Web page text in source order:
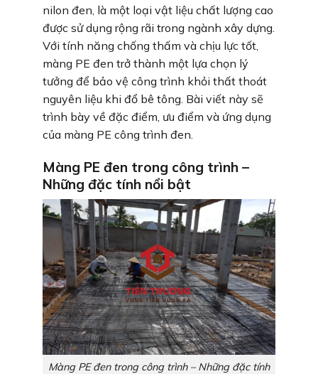
nilon đen, là một loại vật liệu chất lượng cao
được sử dụng rộng rãi trong ngành xây dựng.
Với tính năng chống thấm và chịu lực tốt,
màng PE đen trở thành một lựa chọn lý
tưởng để bảo vệ công trình khỏi thất thoát
nguyên liệu khi đổ bê tông. Bài viết này sẽ
trình bày về đặc điểm, ưu điểm và ứng dụng
của màng PE công trình đen.
Màng PE đen trong công trình –
Những đặc tính nổi bật
Màng PE đen trong công trình – Những đặc tính